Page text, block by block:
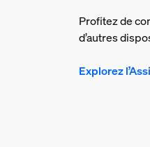
Profitez de
d’autres
Explorez